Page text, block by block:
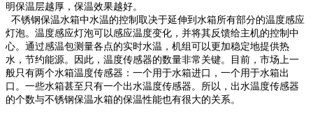
明保温层越厚，保温效果越好。
不锈钢保温水箱中水温的控制取决于延伸到水箱所有部分的温度感应
灯泡。温度感应灯泡可以感应温度变化，并将其反馈给主机的控制中
心。通过感温包测量各点的实时水温，机组可以更加稳定地提供热
水，节约能源。因此，温度传感器的数量非常关键。目前，市场上一
般只有两个水箱温度传感器：一个用于水箱进口，一个用于水箱出
口。一些水箱甚至只有一个出水温度传感器。所以，出水温度传感器
的个数与不锈钢保温水箱的保温性能也有很大的关系。